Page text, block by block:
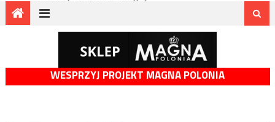
WESPRZYJ PROJEKT MAGNA POLONIA